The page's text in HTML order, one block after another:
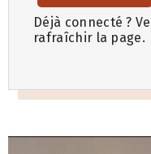
Déjà connecté ?
rafraîchir la page.